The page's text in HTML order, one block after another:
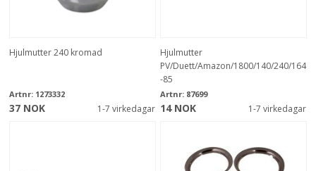
Hjulmutter 240 kromad
Artnr: 1273332
37 NOK 1-7 virkedagar
Hjulmutter
PV/Duett/Amazon/1800/140/240/164
-85
Artnr: 87699
14 NOK 1-7 virkedagar